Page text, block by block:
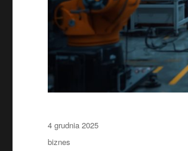
Data
publikacji
4 grudnia 2025
Kategorie
biznes